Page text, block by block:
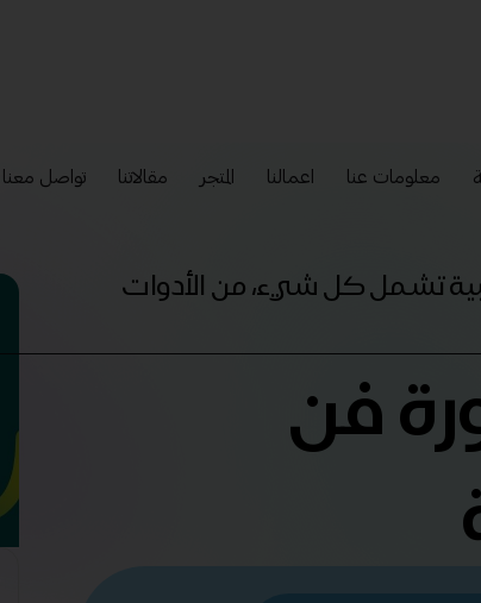
معلومات عنا اعمالنا المتجر مقالاتنا تواصل معنا
تشمل كل شيء، من الأدوات
فن